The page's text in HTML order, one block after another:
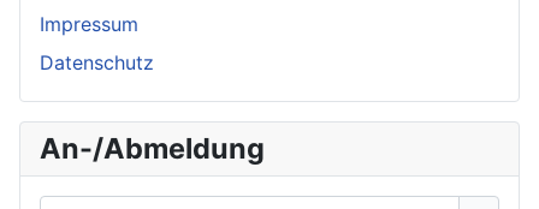
Impressum
Datenschutz
An-/Abmeldung